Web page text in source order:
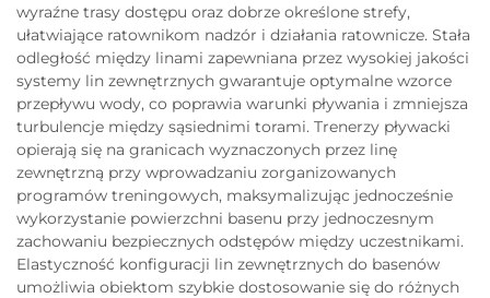
wyraźne trasy dostępu oraz dobrze określone strefy,
ułatwiające ratownikom nadzór i działania ratownicze. Stała
odległość między linami zapewniana przez wysokiej jakości
systemy lin zewnętrznych gwarantuje optymalne wzorce
przepływu wody, co poprawia warunki pływania i zmniejsza
turbulencje między sąsiednimi torami. Trenerzy pływacki
opierają się na granicach wyznaczonych przez linę
zewnętrzną przy wprowadzaniu zorganizowanych
programów treningowych, maksymalizując jednocześnie
wykorzystanie powierzchni basenu przy jednoczesnym
zachowaniu bezpiecznych odstępów między uczestnikami.
Elastyczność konfiguracji lin zewnętrznych do basenów
umożliwia obiektom szybkie dostosowanie się do różnych